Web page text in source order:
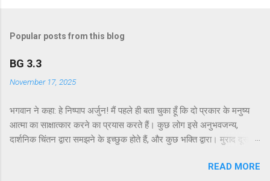
Popular posts from this blog
BG 3.3
November 17, 2025
भगवान ने कहा: हे निष्पाप अर्जुन! मैं पहले ही बता चुका हूँ कि दो प्रकार के मनुष्य
आत्मा का साक्षात्कार करने का प्रयास करते हैं। कुछ लोग इसे अनुभवजन्य,
दार्शनिक चिंतन द्वारा समझने के इच्छुक होते हैं, और कुछ भक्ति द्वारा। मुराद दूसरे
कर्मयोग या बुद्धियोग। इस श्लोक में भगवान इसे और भी स्पष्ट रूप से समझाते हैं।
READ MORE